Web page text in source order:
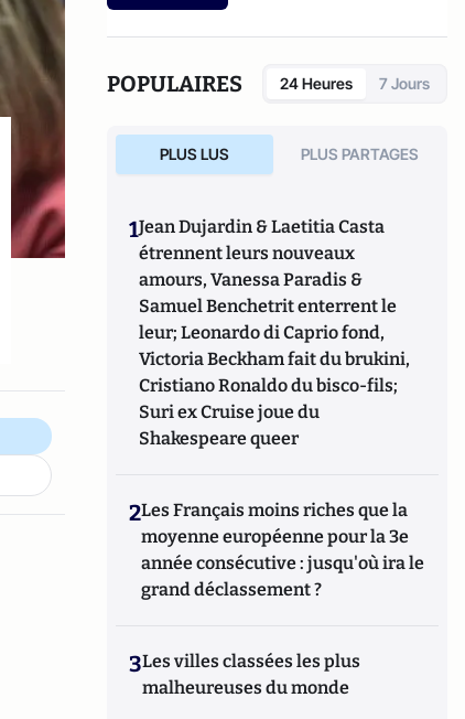
POPULAIRES 24 Heures 7 Jours
PLUS LUS PLUS PARTAGES
1Jean Dujardin & Laetitia Casta
étrennent leurs nouveaux
amours, Vanessa Paradis &
Samuel Benchetrit enterrent le
leur; Leonardo di Caprio fond,
Victoria Beckham fait du brukini,
Cristiano Ronaldo du bisco-fils;
Suri ex Cruise joue du
Shakespeare queer
2Les Français moins riches que la
moyenne européenne pour la 3e
année consécutive : jusqu'où ira le
grand déclassement ?
3Les villes classées les plus
malheureuses du monde